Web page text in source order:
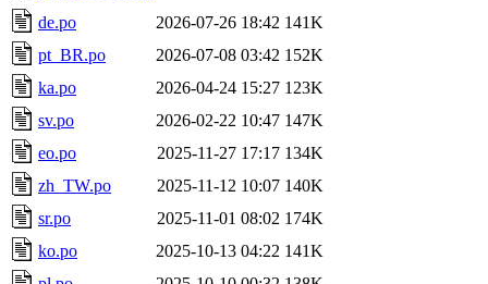
de.po
2026-07-26 18:42 141K
pt_BR.po
2026-07-08 03:42 152K
ka.po
2026-04-24 15:27 123K
sv.po
2026-02-22 10:47 147K
eo.po
2025-11-27 17:17 134K
zh_TW.po
2025-11-12 10:07 140K
sr.po
2025-11-01 08:02 174K
ko.po
2025-10-13 04:22 141K